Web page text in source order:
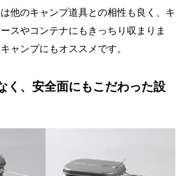
他のキャンプ道具との相性も良く、キ
スやコンテナにもきっちり収まりま
ャンプにもオススメです。
く、安全面にもこだわった設